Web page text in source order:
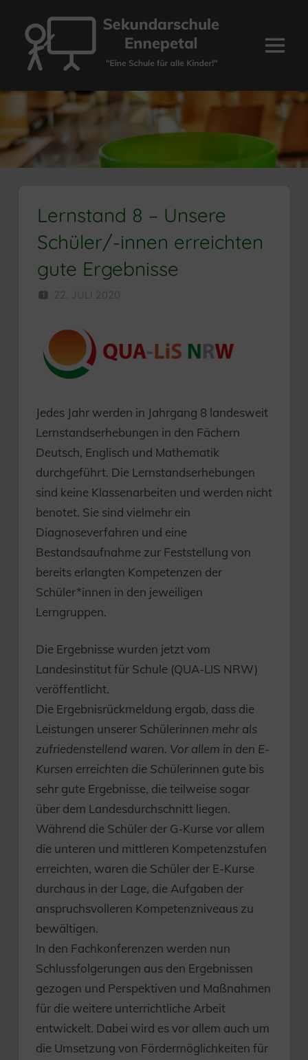
Inhalt
springen
Sekundarschule
Ennepetal
Menü
Lernstand 8 – Unsere
Schüler/-innen erreichten
gute Ergebnisse
22. JULI 2020
Jedes Jahr werden in Jahrgang 8 landesweit
Lernstandserhebungen in den Fächern
Deutsch, Englisch und Mathematik
durchgeführt. Die Lernstandserhebungen
sind keine Klassenarbeiten und werden nicht
benotet. Sie sind vielmehr ein
Diagnoseverfahren und eine
Bestandsaufnahme zur Feststellung von
bereits erlangten Kompetenzen der
Schüler*innen in den jeweiligen
Lerngruppen.
Die Ergebnisse wurden jetzt vom
Landesinstitut für Schule (QUA-LIS NRW)
veröffentlicht.
Die Ergebnisrückmeldung ergab, dass die
Leistungen unserer Schülerinnen mehr als
zufriedenstellend waren. Vor allem in den E-
Kursen erreichten die Schülerinnen gute bis
sehr gute Ergebnisse, die teilweise sogar
über dem Landesdurchschnitt liegen.
Während die Schüler der G-Kurse vor allem
die unteren und mittleren Kompetenzstufen
erreichten, waren die Schüler der E-Kurse
durchaus in der Lage, die Aufgaben der
anspruchsvolleren Kompetenzniveaus zu
bewältigen.
In den Fachkonferenzen werden nun
Schlussfolgerungen aus den Ergebnissen
gezogen und Perspektiven und Maßnahmen
für die weitere unterrichtliche Arbeit
entwickelt. Dabei wird es vor allem auch um
die Umsetzung von Fördermöglichkeiten für